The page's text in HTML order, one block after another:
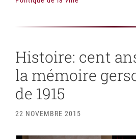
Histoire: cent
la mémoire
de 1915
22 NOVEMBRE 2015